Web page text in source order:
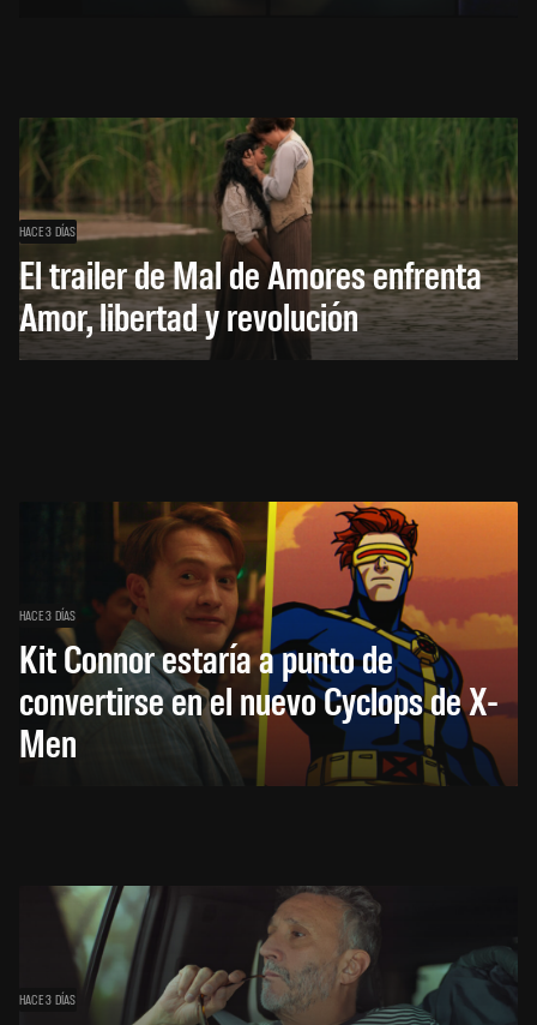
HACE 3 DÍAS
El trailer de Mal de Amores enfrenta
Amor, libertad y revolución
HACE 3 DÍAS
Kit Connor estaría a punto de
convertirse en el nuevo Cyclops de X-
Men
HACE 3 DÍAS